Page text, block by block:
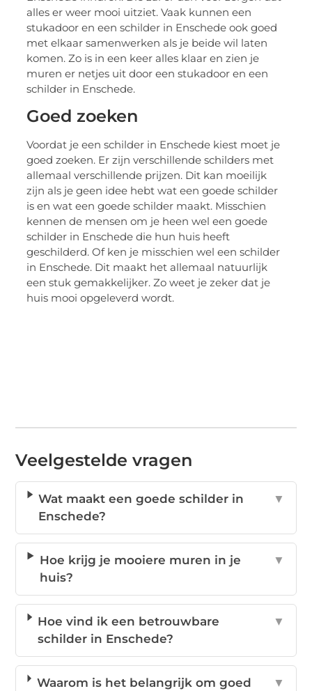
alles er weer mooi uitziet. Vaak kunnen een
stukadoor en een schilder in Enschede ook goed
met elkaar samenwerken als je beide wil laten
komen. Zo is in een keer alles klaar en zien je
muren er netjes uit door een stukadoor en een
schilder in Enschede.
Goed zoeken
Voordat je een schilder in Enschede kiest moet je
goed zoeken. Er zijn verschillende schilders met
allemaal verschillende prijzen. Dit kan moeilijk
zijn als je geen idee hebt wat een goede schilder
is en wat een goede schilder maakt. Misschien
kennen de mensen om je heen wel een goede
schilder in Enschede die hun huis heeft
geschilderd. Of ken je misschien wel een schilder
in Enschede. Dit maakt het allemaal natuurlijk
een stuk gemakkelijker. Zo weet je zeker dat je
huis mooi opgeleverd wordt.
Veelgestelde vragen
Wat maakt een goede schilder in
Enschede?
▼
Hoe krijg je mooiere muren in je
huis?
▼
Hoe vind ik een betrouwbare
schilder in Enschede?
▼
Waarom is het belangrijk om goed
▼